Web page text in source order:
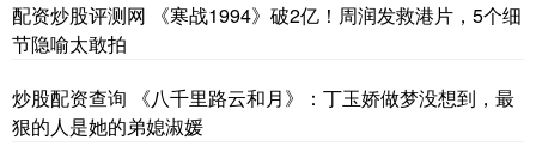
配资炒股评测网 《寒战1994》破2亿！周润发救港片，5个细
节隐喻太敢拍
炒股配资查询 《八千里路云和月》：丁玉娇做梦没想到，最
狠的人是她的弟媳淑媛